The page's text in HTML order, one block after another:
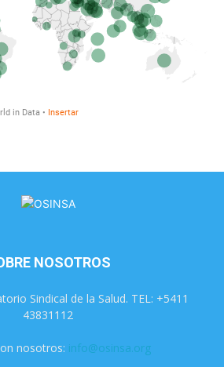
NOSOTROS
Sindical de la Salud. TEL: +5411
43831112
nosotros: info@osinsa.org